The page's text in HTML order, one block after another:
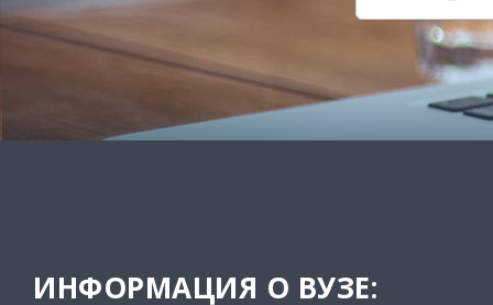
ИНФОРМАЦИЯ О ВУЗЕ: